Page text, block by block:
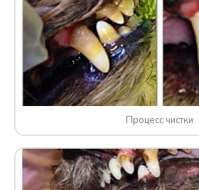
Процесс чистки